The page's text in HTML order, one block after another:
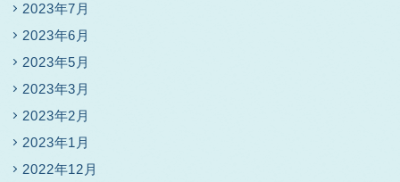
2023年7月
2023年6月
2023年5月
2023年3月
2023年2月
2023年1月
2022年12月